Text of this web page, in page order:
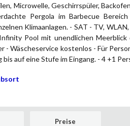
Microwelle, Geschirrspüler,
Pergola im Barbecue
Klimaanlagen. - SAT - TV,
Pool mit unendlichen
- Wäscheservice kostenlos - Für
auf eine Stufe im Eingang. - 4 +1
Preise